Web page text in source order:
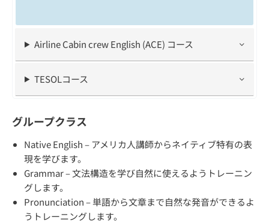
Airline Cabin crew English (ACE) コース
TESOLコース
グループクラス
Native English – アメリカ人講師からネイティブ特有の表
現を学びます。
Grammar – 文法構造を学び自然に使えるようトレーニン
グします。
Pronunciation – 単語から文章まで自然な発音ができるよ
うトレーニングします。